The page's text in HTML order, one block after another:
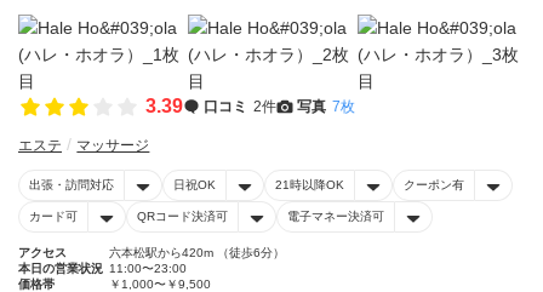
3.39 口コミ 2件 写真 7枚
エステ マッサージ
出張・訪問対応 日祝OK 21時以降OK クーポン有
カード可 QRコード決済可 電子マネー決済可
アクセス
六本松駅から420m （徒歩6分）
本日の営業状況 11:00〜23:00
価格帯
￥1,000〜￥9,500